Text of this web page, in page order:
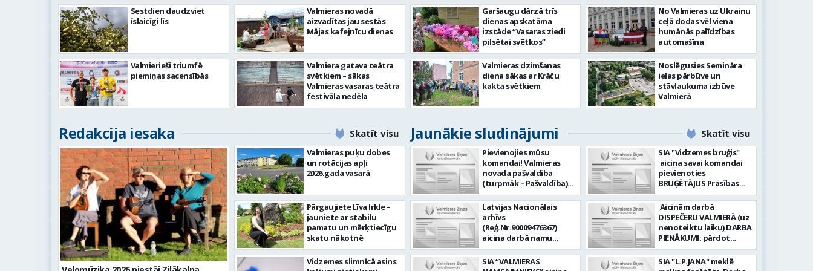
Sestdien daudzviet
īslaicīgi līs
Valmierieši triumfē
piemiņas sacensībās
Valmieras novadā
aizvadītas jau sestās
Mājas kafejnīcu dienas
Valmiera gatava teātra
svētkiem – sākas
Valmieras vasaras teātra
festivāla nedēļa
Garšaugu dārzā trīs
dienas apskatāma
izstāde “Vasaras ziedi
pilsētai svētkos”
Valmieras dzimšanas
diena sākas ar Krāču
kakta svētkiem
slimnīcā
No Valmieras uz Ukrainu
ceļā dodas vēl viena
humānās palīdzības
automašīna
Noslēgusies Semināra
ielas pārbūve un
stāvlaukuma izbūve
Valmierā
Redakcija iesaka Skatīt visu Jaunākie sludinājumi Skatīt visu
Valmieras puķu dobes
un rotācijas apļi
2026.gada vasarā
Pārgaujiete Līva Irkle –
jauniete ar stabilu
pamatu un mērķtiecīgu
skatu nākotnē
Vidzemes slimnīcā asins
Pievienojies mūsu
komandai! Valmieras
novada pašvaldība
(turpmāk – Pašvaldība)
aicina darbā
Informācijas tehnoloģiju
centra (ITC) informācijas
tehnoloģiju
administratoru/-i (uz
vieta: Rūjienas un
Naukšēnu apvienību
Latvijas Nacionālais
arhīvs
(Reģ.Nr.90009476367)
aicina darbā namu
pārzini (uz nenoteiktu
laiku) Valmieras zonālajā
valsts arhīvā Mēs
SIA “VALMIERAS
SIA "Vidzemes bruģis"
aicina savai komandai
pievienoties
BRUĢĒTĀJUS Prasības
pretendentiem: Vēlme
strādāt - augsta
atbildības sajūta pret
darbu, precizitāte;
Pieredze bruģēšanā vai
ceļu būvniecībā. Darba
pienākumi: Bruģakmens
ieklāšana; Ceļu, ielas
Aicinām darbā
DISPEČERU VALMIERĀ (uz
nenoteiktu laiku) DARBA
PIENĀKUMI: pārdot
braukšanas
dokumentus organizēt
un koordinēt autobusu
SIA "L.P.JANA" meklē